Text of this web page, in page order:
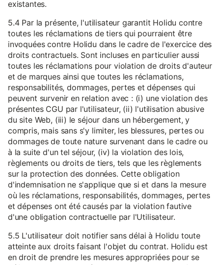
existantes.
5.4 Par la présente, l'utilisateur garantit Holidu contre
toutes les réclamations de tiers qui pourraient être
invoquées contre Holidu dans le cadre de l'exercice des
droits contractuels. Sont incluses en particulier aussi
toutes les réclamations pour violation de droits d'auteur
et de marques ainsi que toutes les réclamations,
responsabilités, dommages, pertes et dépenses qui
peuvent survenir en relation avec : (i) une violation des
présentes CGU par l'utilisateur, (ii) l'utilisation abusive
du site Web, (iii) le séjour dans un hébergement, y
compris, mais sans s'y limiter, les blessures, pertes ou
dommages de toute nature survenant dans le cadre ou
à la suite d'un tel séjour, (iv) la violation des lois,
règlements ou droits de tiers, tels que les règlements
sur la protection des données. Cette obligation
d'indemnisation ne s'applique que si et dans la mesure
où les réclamations, responsabilités, dommages, pertes
et dépenses ont été causés par la violation fautive
d'une obligation contractuelle par l'Utilisateur.
5.5 L'utilisateur doit notifier sans délai à Holidu toute
atteinte aux droits faisant l'objet du contrat. Holidu est
en droit de prendre les mesures appropriées pour se